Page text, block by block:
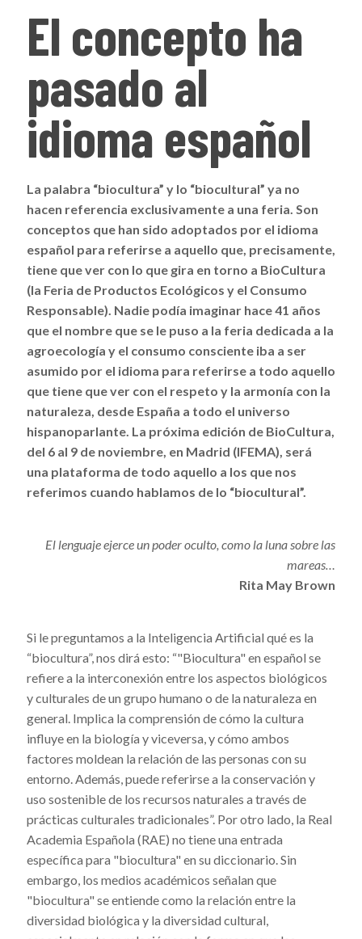
El concepto ha
pasado al
idioma español
La palabra “biocultura” y lo “biocultural” ya no
hacen referencia exclusivamente a una feria. Son
conceptos que han sido adoptados por el idioma
español para referirse a aquello que, precisamente,
tiene que ver con lo que gira en torno a BioCultura
(la Feria de Productos Ecológicos y el Consumo
Responsable). Nadie podía imaginar hace 41 años
que el nombre que se le puso a la feria dedicada a la
agroecología y el consumo consciente iba a ser
asumido por el idioma para referirse a todo aquello
que tiene que ver con el respeto y la armonía con la
naturaleza, desde España a todo el universo
hispanoparlante. La próxima edición de BioCultura,
del 6 al 9 de noviembre, en Madrid (IFEMA), será
una plataforma de todo aquello a los que nos
referimos cuando hablamos de lo “biocultural”.
El lenguaje ejerce un poder oculto, como la luna sobre las
mareas…
Rita May Brown
Si le preguntamos a la Inteligencia Artificial qué es la
“biocultura”, nos dirá esto: “"Biocultura" en español se
refiere a la interconexión entre los aspectos biológicos
y culturales de un grupo humano o de la naturaleza en
general. Implica la comprensión de cómo la cultura
influye en la biología y viceversa, y cómo ambos
factores moldean la relación de las personas con su
entorno. Además, puede referirse a la conservación y
uso sostenible de los recursos naturales a través de
prácticas culturales tradicionales”. Por otro lado, la Real
Academia Española (RAE) no tiene una entrada
específica para "biocultura" en su diccionario. Sin
embargo, los medios académicos señalan que
"biocultura" se entiende como la relación entre la
diversidad biológica y la diversidad cultural,